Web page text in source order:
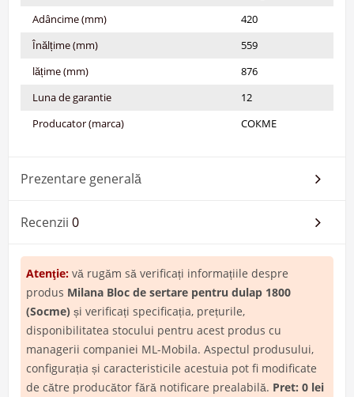
Adâncime (mm)
420
Înălțime (mm)
559
lățime (mm)
876
Luna de garantie
12
Producator (marca)
СОКМЕ
Prezentare generală
Recenzii 0
Atenţie: vă rugăm să verificați informațiile despre
produs Milana Bloc de sertare pentru dulap 1800
(Socme) și verificați specificația, prețurile,
disponibilitatea stocului pentru acest produs cu
managerii companiei ML-Mobila. Aspectul produsului,
configurația și caracteristicile acestuia pot fi modificate
de către producător fără notificare prealabilă. Pret: 0 lei